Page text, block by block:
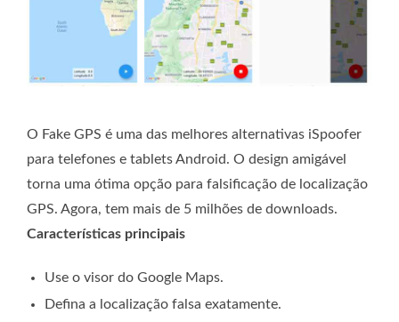
O Fake GPS é uma das melhores alternativas iSpoofer
para telefones e tablets Android. O design amigável
torna uma ótima opção para falsificação de localização
GPS. Agora, tem mais de 5 milhões de downloads.
Características principais
Use o visor do Google Maps.
Defina a localização falsa exatamente.